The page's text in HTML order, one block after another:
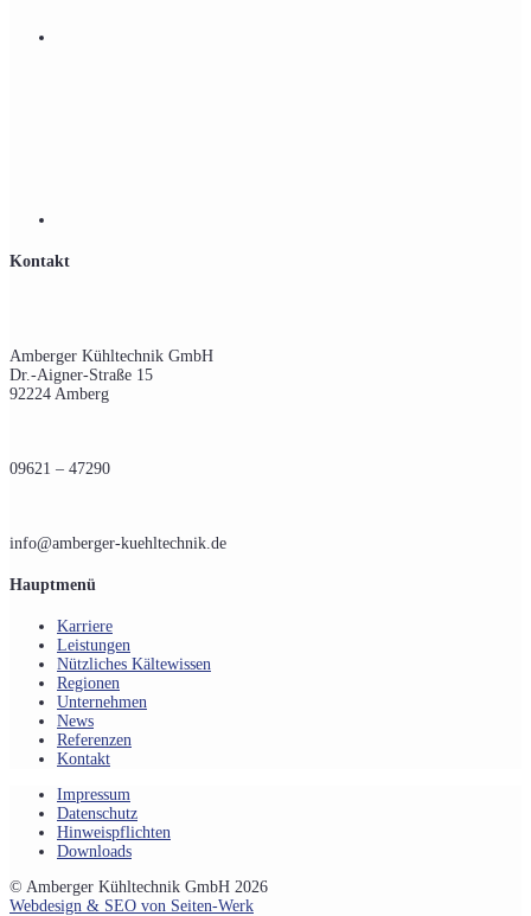
Kontakt
Amberger Kühltechnik GmbH
Dr.-Aigner-Straße 15
92224 Amberg
09621 – 47290
info@amberger-kuehltechnik.de
Hauptmenü
Karriere
Leistungen
Nützliches Kältewissen
Regionen
Unternehmen
News
Referenzen
Kontakt
Impressum
Datenschutz
Hinweispflichten
Downloads
© Amberger Kühltechnik GmbH 2026
Webdesign & SEO von Seiten-Werk